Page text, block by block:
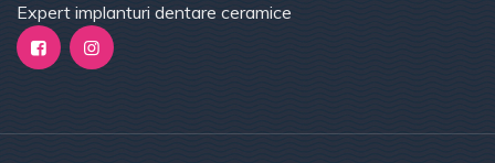
Expert implanturi dentare ceramice